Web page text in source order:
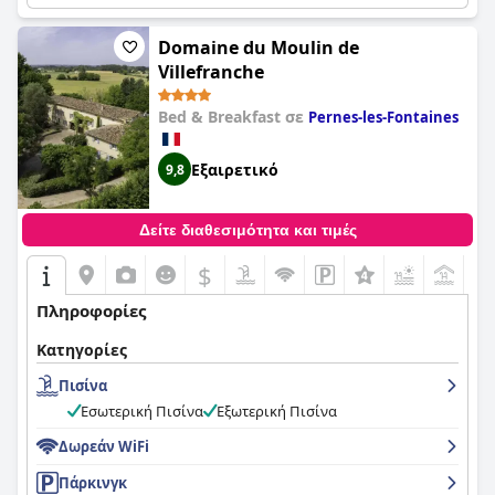
Domaine du Moulin de
Villefranche
Bed & Breakfast σε Pernes-les-Fontaines
9,8 Εξαιρετικό
Δείτε διαθεσιμότητα και τιμές
$
Πληροφορίες
Κατηγορίες
Πισίνα
Εσωτερική Πισίνα
Εξωτερική Πισίνα
Δωρεάν WiFi
Πάρκινγκ